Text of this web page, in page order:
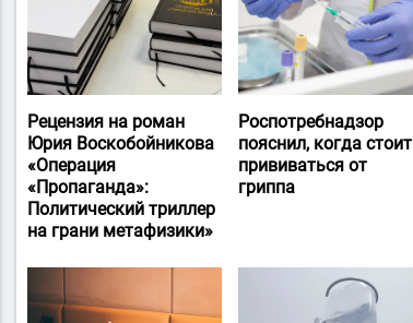
Рецензия на роман
Юрия Воскобойникова
«Операция
«Пропаганда»:
Политический триллер
на грани метафизики»
Роспотребнадзор
пояснил, когда стоит
прививаться от
гриппа